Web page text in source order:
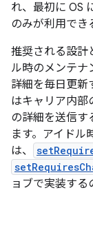
れ、最初に OS
のみが利用でき
推奨される設計
ル時のメンテナ
詳細を毎日更新
はキャリア内部
の詳細を送信す
ます。アイドル
は、
ョブで実装する